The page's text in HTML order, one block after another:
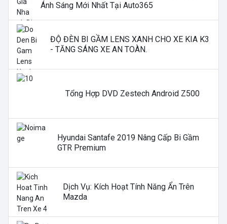
Ánh Sáng Mới Nhất Tại Auto365
ĐỘ ĐÈN BI GẦM LENS XANH CHO XE KIA K3
- TĂNG SÁNG XE AN TOÀN.
Tổng Hợp DVD Zestech Android Z500
Hyundai Santafe 2019 Nâng Cấp Bi Gầm
GTR Premium
Dịch Vụ: Kích Hoạt Tính Năng Ẩn Trên
Mazda